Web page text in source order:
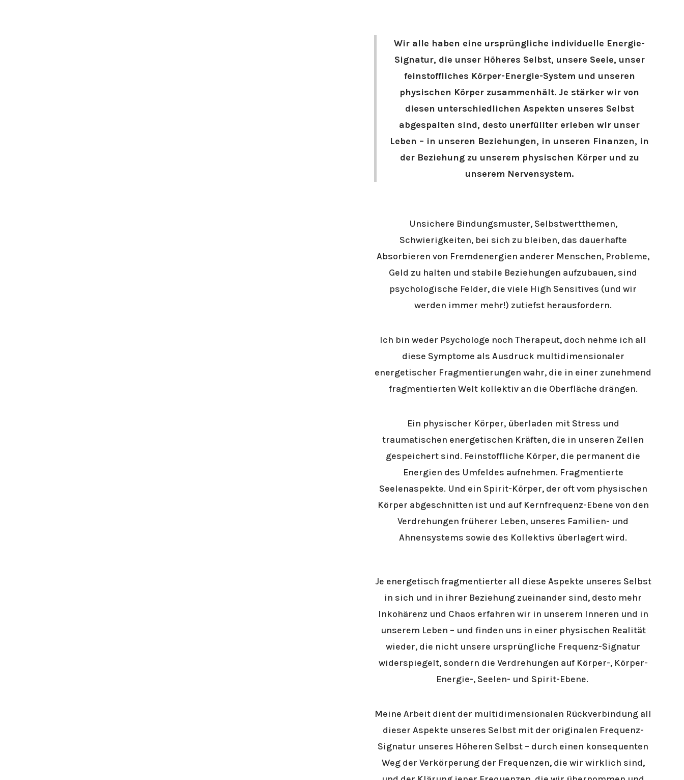
Wir alle haben eine ursprüngliche individuelle Energie-
Signatur, die unser Höheres Selbst, unsere Seele, unser
feinstoffliches Körper-Energie-System und unseren
physischen Körper zusammenhält. Je stärker wir von
diesen unterschiedlichen Aspekten unseres Selbst
abgespalten sind, desto unerfüllter erleben wir unser
Leben – in unseren Beziehungen, in unseren Finanzen, in
der Beziehung zu unserem physischen Körper und zu
unserem Nervensystem.
Unsichere Bindungsmuster, Selbstwertthemen,
Schwierigkeiten, bei sich zu bleiben, das dauerhafte
Absorbieren von Fremdenergien anderer Menschen, Probleme,
Geld zu halten und stabile Beziehungen aufzubauen, sind
psychologische Felder, die viele High Sensitives (und wir
werden immer mehr!) zutiefst herausfordern.
Ich bin weder Psychologe noch Therapeut, doch nehme ich all
diese Symptome als Ausdruck multidimensionaler
energetischer Fragmentierungen wahr, die in einer zunehmend
fragmentierten Welt kollektiv an die Oberfläche drängen.
Ein physischer Körper, überladen mit Stress und
traumatischen energetischen Kräften, die in unseren Zellen
gespeichert sind. Feinstoffliche Körper, die permanent die
Energien des Umfeldes aufnehmen. Fragmentierte
Seelenaspekte. Und ein Spirit-Körper, der oft vom physischen
Körper abgeschnitten ist und auf Kernfrequenz-Ebene von den
Verdrehungen früherer Leben, unseres Familien- und
Ahnensystems sowie des Kollektivs überlagert wird.
Je energetisch fragmentierter all diese Aspekte unseres Selbst
in sich und in ihrer Beziehung zueinander sind, desto mehr
Inkohärenz und Chaos erfahren wir in unserem Inneren und in
unserem Leben – und finden uns in einer physischen Realität
wieder, die nicht unsere ursprüngliche Frequenz-Signatur
widerspiegelt, sondern die Verdrehungen auf Körper-, Körper-
Energie-, Seelen- und Spirit-Ebene.
Meine Arbeit dient der multidimensionalen Rückverbindung all
dieser Aspekte unseres Selbst mit der originalen Frequenz-
Signatur unseres Höheren Selbst – durch einen konsequenten
Weg der Verkörperung der Frequenzen, die wir wirklich sind,